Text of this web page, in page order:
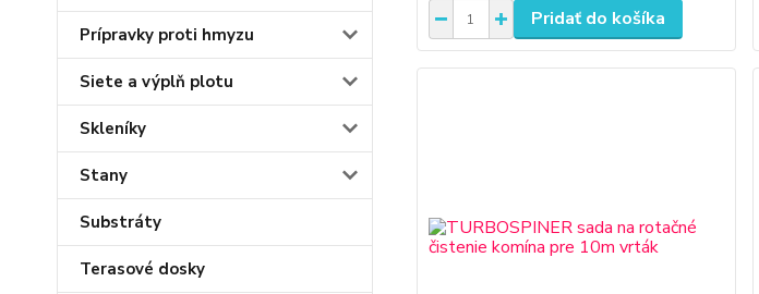
Prípravky proti hmyzu
Siete a výplň plotu
Skleníky
Stany
Substráty
Terasové dosky
Pridať do košíka